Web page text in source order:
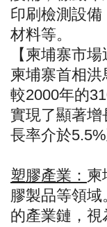
印刷檢測設
材料等。
【柬埔寨市
柬埔寨首相
較2000年的
實現了顯著增
長率介於
塑膠產業： 柬
膠製品等領
的產業鏈，